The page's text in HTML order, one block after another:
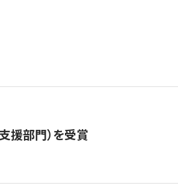
援部門）を受賞